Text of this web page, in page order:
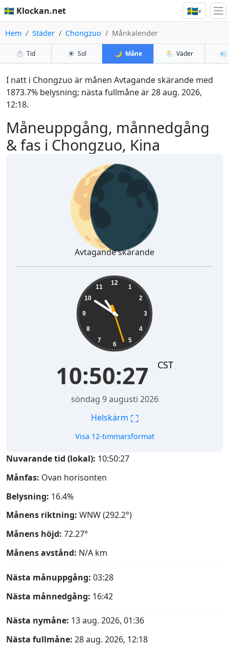
🇸🇪 Klockan.net 🇸🇪▾
Hem Städer Chongzuo Månkalender
⏱️ Tid ☀️ Sol 🌙 Måne 🌦️ Väder 💨
Måneuppgång, månnedgång
& fas i Chongzuo, Kina
I natt i Chongzuo är månen Avtagande skärande med
1873.7% belysning; nästa fullmåne är 28 aug. 2026,
12:18.
🌘
Avtagande skärande
12
1
2
3
4
5
6
7
8
9
10
11
10:50:28 CST
söndag 9 augusti 2026
Helskärm ⛶
Visa 12-timmarsformat
Nuvarande tid (lokal): 10:50:28
Månfas: Ovan horisonten
Belysning: 16.4%
Månens riktning: WNW (292.2°)
Månens höjd: 72.27°
Månens avstånd: N/A km
Nästa månuppgång: 03:28
Nästa månnedgång: 16:42
Nästa nymåne: 13 aug. 2026, 01:36
Nästa fullmåne: 28 aug. 2026, 12:18